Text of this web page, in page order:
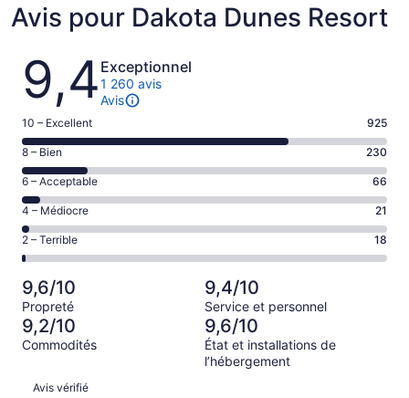
Avis pour Dakota Dunes Resort
Avis
9,4 Exceptionnel
1 260 avis
Avis
Note
de 10
–
Excellent,
d’après
925 avis
sur 1260.
10 – Excellent 925
Note
de 8
–
Bien,
d’après
230 avis
sur 1260.
8 – Bien 230
Note
de 6
–
Acceptable,
d’après
sur 1260.
6 – Acceptable 66
Note
de 4
–
Médiocre,
d’après
21 avis
sur 1260.
4 – Médiocre 21
Note
de 2
–
Terrible,
d’après
18 avis
sur 1260.
2 – Terrible 18
9,6/10
Propreté
9,4/10
Service et personnel
9,2/10
Commodités
9,6/10
État et installations de
l’hébergement
Avis
Avis vérifié